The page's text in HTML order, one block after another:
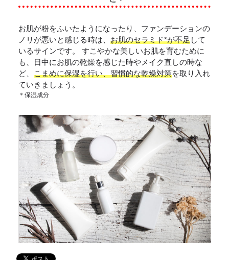
お肌が粉をふいたようになったり、ファンデーションの
ノリが悪いと感じる時は、 お肌のセラミド*が不足して
いるサインです。 すこやかな美しいお肌を育むために
も、日中にお肌の乾燥を感じた時やメイク直しの時な
ど、 こまめに保湿を行い、習慣的な乾燥対策を取り入れ
ていきましょう。
＊保湿成分